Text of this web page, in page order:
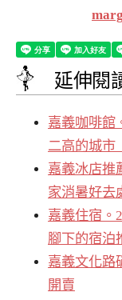
延伸閱
嘉義咖啡館
二高的城市
嘉義冰店推
家消暑好去
嘉義住宿。
腳下的宿泊
嘉義文化路
開賣